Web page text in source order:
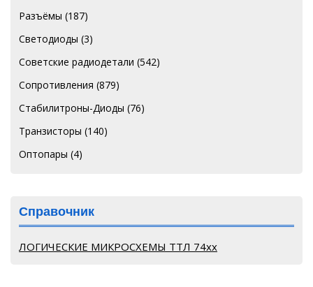
Разъёмы (187)
Светодиоды (3)
Советские радиодетали (542)
Сопротивления (879)
Стабилитроны-Диоды (76)
Транзисторы (140)
Оптопары (4)
Справочник
ЛОГИЧЕСКИЕ МИКРОСХЕМЫ ТТЛ 74хх